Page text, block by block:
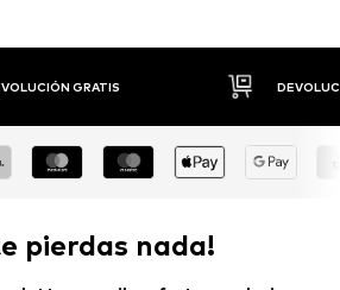
HASTA 30 DÍAS
pierdas nada!